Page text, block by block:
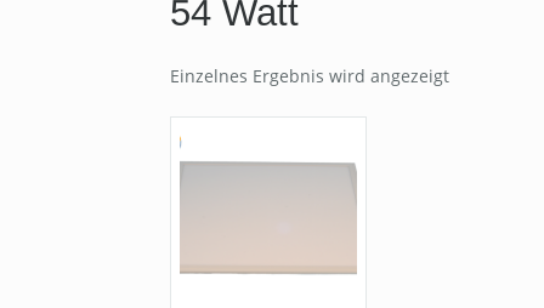
54 Watt
Einzelnes Ergebnis wird angezeigt